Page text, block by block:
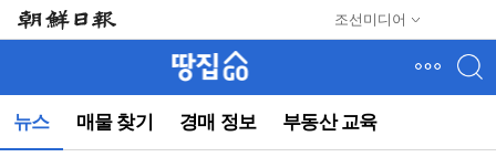
조선미디어
뉴스 매물 찾기 경매 정보 부동산 교육
뉴
(컨